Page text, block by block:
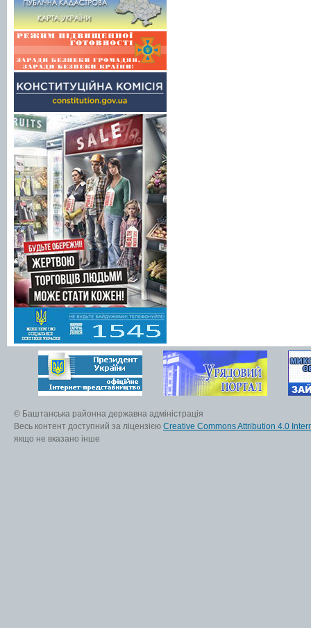
© Баштанська районна державна адміністрація
Весь контент доступний за ліцензією Creative Commons Attribution 4.0
якщо не вказано інше